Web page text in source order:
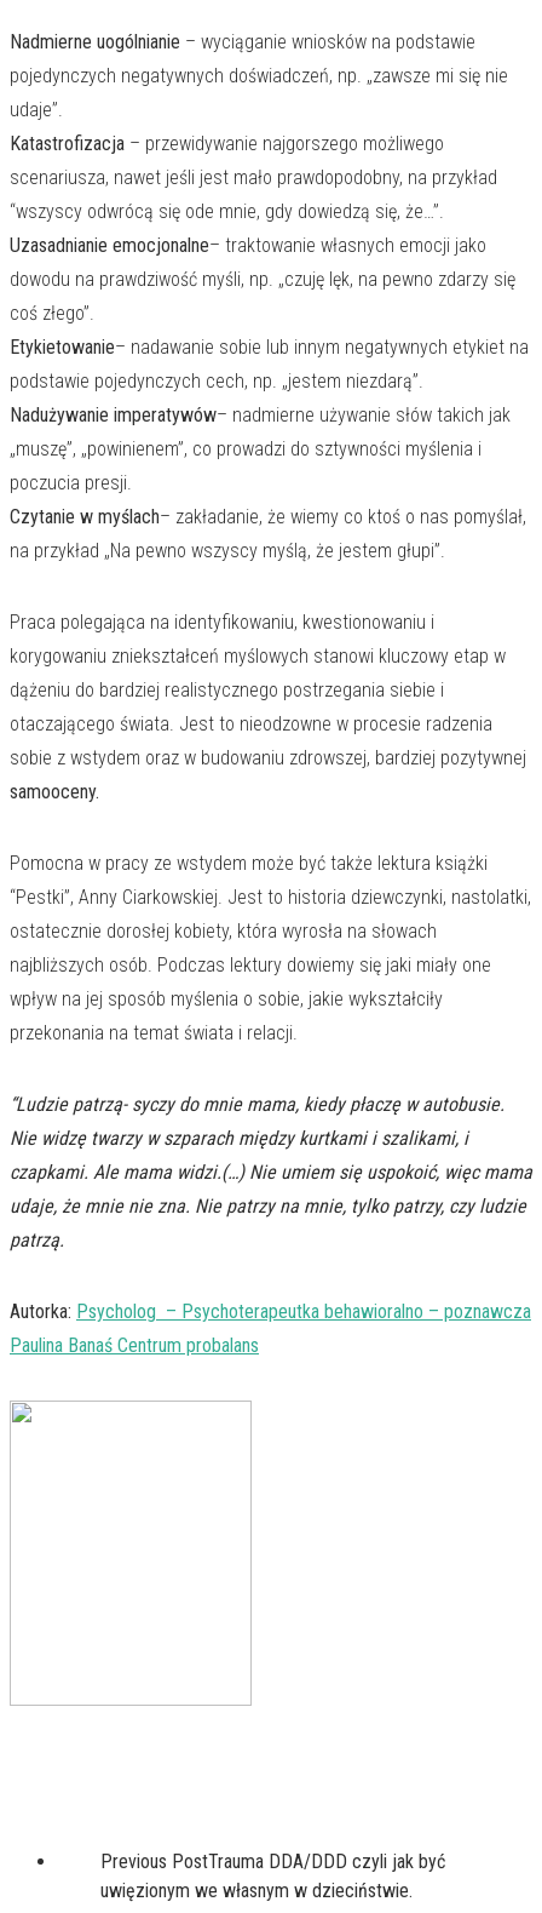
Nadmierne uogólnianie – wyciąganie wniosków na podstawie
pojedynczych negatywnych doświadczeń, np. „zawsze mi się nie
udaje”.
Katastrofizacja – przewidywanie najgorszego możliwego
scenariusza, nawet jeśli jest mało prawdopodobny, na przykład
“wszyscy odwrócą się ode mnie, gdy dowiedzą się, że…”.
Uzasadnianie emocjonalne– traktowanie własnych emocji jako
dowodu na prawdziwość myśli, np. „czuję lęk, na pewno zdarzy się
coś złego”.
Etykietowanie– nadawanie sobie lub innym negatywnych etykiet na
podstawie pojedynczych cech, np. „jestem niezdarą”.
Nadużywanie imperatywów– nadmierne używanie słów takich jak
„muszę”, „powinienem”, co prowadzi do sztywności myślenia i
poczucia presji.
Czytanie w myślach– zakładanie, że wiemy co ktoś o nas pomyślał,
na przykład „Na pewno wszyscy myślą, że jestem głupi”.
Praca polegająca na identyfikowaniu, kwestionowaniu i
korygowaniu zniekształceń myślowych stanowi kluczowy etap w
dążeniu do bardziej realistycznego postrzegania siebie i
otaczającego świata. Jest to nieodzowne w procesie radzenia
sobie z wstydem oraz w budowaniu zdrowszej, bardziej pozytywnej
samooceny.
Pomocna w pracy ze wstydem może być także lektura książki
“Pestki”, Anny Ciarkowskiej. Jest to historia dziewczynki, nastolatki,
ostatecznie dorosłej kobiety, która wyrosła na słowach
najbliższych osób. Podczas lektury dowiemy się jaki miały one
wpływ na jej sposób myślenia o sobie, jakie wykształciły
przekonania na temat świata i relacji.
“Ludzie patrzą- syczy do mnie mama, kiedy płaczę w autobusie.
Nie widzę twarzy w szparach między kurtkami i szalikami, i
czapkami. Ale mama widzi.(…) Nie umiem się uspokoić, więc mama
udaje, że mnie nie zna. Nie patrzy na mnie, tylko patrzy, czy ludzie
patrzą.
Autorka: Psycholog – Psychoterapeutka behawioralno – poznawcza
Paulina Banaś Centrum probalans
Previous PostTrauma DDA/DDD czyli jak być
uwięzionym we własnym w dzieciństwie.